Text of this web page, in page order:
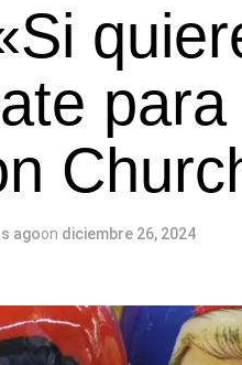
agoon diciembre 26, 2024